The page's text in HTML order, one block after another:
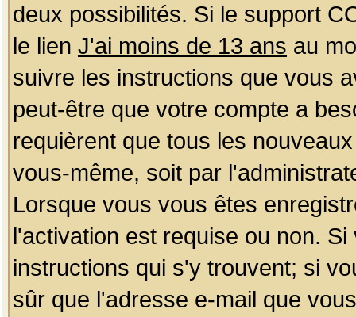
deux possibilités. Si le support
le lien J'ai moins de 13 ans au
suivre les instructions que vous
peut-être que votre compte a
requièrent que tous les
vous-même, soit par
Lorsque vous vous êtes
l'activation est requise ou non.
instructions qui s'y trouvent; si
sûr que l'adresse e-mail que